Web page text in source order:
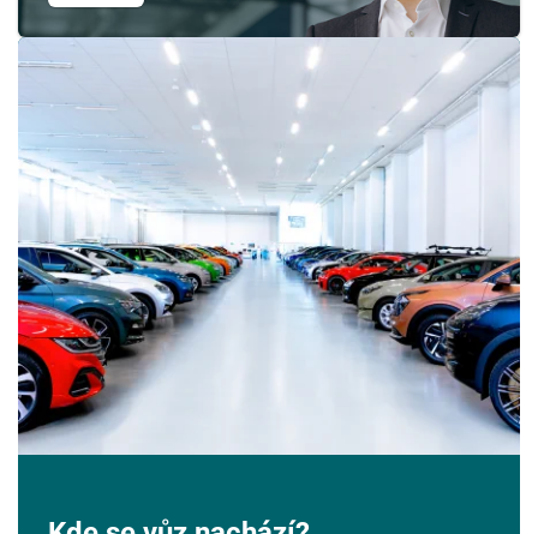
29 30 31 1 2
9
10 11 12 15
17 18 19 20 21
24 25 26 27 28 29 30
31 1 2 4 5 6